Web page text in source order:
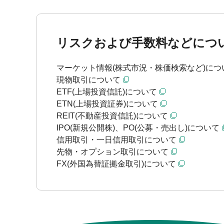
リスクおよび手数料などにつ
マーケット情報(株式市況・株価検索など)につ
現物取引について
ETF(上場投資信託)について
ETN(上場投資証券)について
REIT(不動産投資信託)について
IPO(新規公開株)、PO(公募・売出し)について
信用取引・一日信用取引について
先物・オプション取引について
FX(外国為替証拠金取引)について